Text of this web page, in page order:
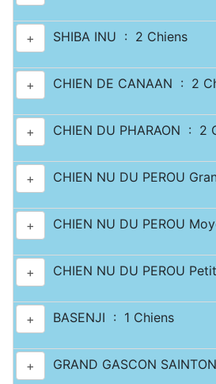
+ SHIBA INU : 2 Chiens
+ CHIEN DE CANAAN : 2
+ CHIEN DU PHARAON : 2
+ CHIEN NU DU PEROU
+ CHIEN NU DU PEROU
+ CHIEN NU DU PEROU
+ BASENJI : 1 Chiens
+ GRAND GASCON